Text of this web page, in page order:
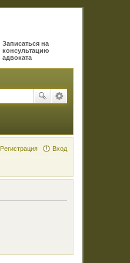
Записаться на
консультацию
адвоката
Вход
Регистрация